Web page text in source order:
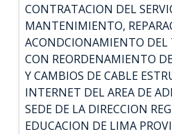
CONTRATACION DEL
MANTENIMIENTO,
ACONDCIONAMIENTO DEL
CON REORDENAMIENTO
Y CAMBIOS DE CABLE
INTERNET DEL AREA DE
SEDE DE LA DIRECCION
EDUCACION DE LIMA